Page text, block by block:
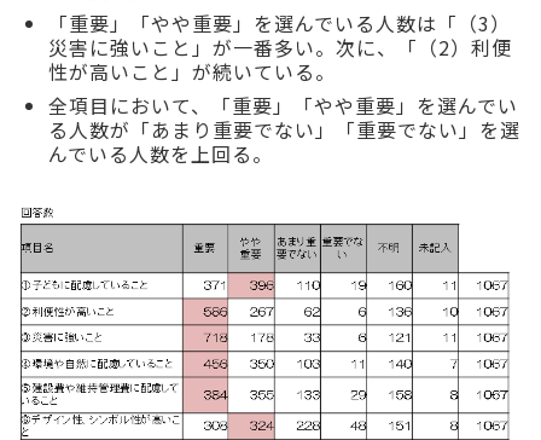
「重要」「やや重要」を選んでいる人数は「（3）
災害に強いこと」が一番多い。次に、「（2）利便
性が高いこと」が続いている。
全項目において、「重要」「やや重要」を選んでい
る人数が「あまり重要でない」「重要でない」を選
んでいる人数を上回る。